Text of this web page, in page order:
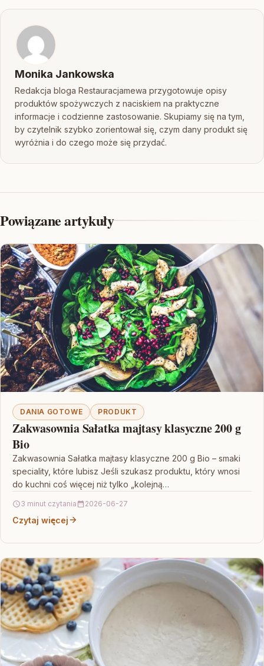
Monika Jankowska
Redakcja bloga Restauracjamewa przygotowuje opisy
produktów spożywczych z naciskiem na praktyczne
informacje i codzienne zastosowanie. Skupiamy się na tym,
by czytelnik szybko zorientował się, czym dany produkt się
wyróżnia i do czego może się przydać.
Powiązane artykuły
DANIA GOTOWE PRODUKT
Zakwasownia Sałatka majtasy klasyczne 200 g
Bio
Zakwasownia Sałatka majtasy klasyczne 200 g Bio – smaki
speciality, które lubisz Jeśli szukasz produktu, który wnosi
do kuchni coś więcej niż tylko „kolejną…
3 minut czytania 2026-06-27
Czytaj więcej